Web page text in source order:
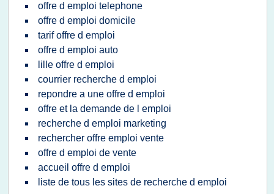
offre d emploi telephone
offre d emploi domicile
tarif offre d emploi
offre d emploi auto
lille offre d emploi
courrier recherche d emploi
repondre a une offre d emploi
offre et la demande de l emploi
recherche d emploi marketing
rechercher offre emploi vente
offre d emploi de vente
accueil offre d emploi
liste de tous les sites de recherche d emploi